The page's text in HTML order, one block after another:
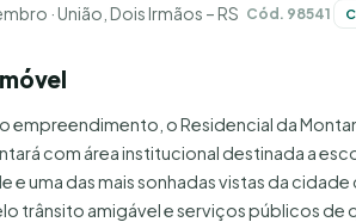
· União, Dois Irmãos – RS Cód. 98541
empreendimento, o Residencial da
com área institucional destinada a
e uma das mais sonhadas vistas da
trânsito amigável e serviços públicos de